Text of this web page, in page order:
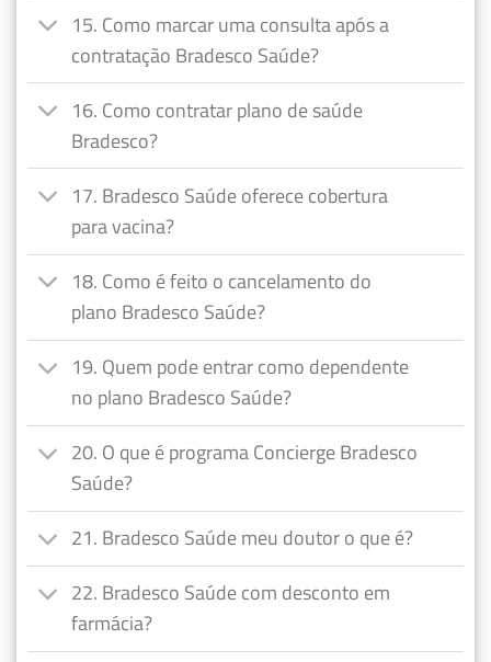
15. Como marcar uma consulta após a
contratação Bradesco Saúde?
16. Como contratar plano de saúde
Bradesco?
17. Bradesco Saúde oferece cobertura
para vacina?
18. Como é feito o cancelamento do
plano Bradesco Saúde?
19. Quem pode entrar como dependente
no plano Bradesco Saúde?
20. O que é programa Concierge Bradesco
Saúde?
21. Bradesco Saúde meu doutor o que é?
22. Bradesco Saúde com desconto em
farmácia?